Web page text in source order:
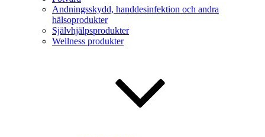
Andningsskydd, handdesinfektion och andra
hälsoprodukter
Självhjälpsprodukter
Wellness produkter